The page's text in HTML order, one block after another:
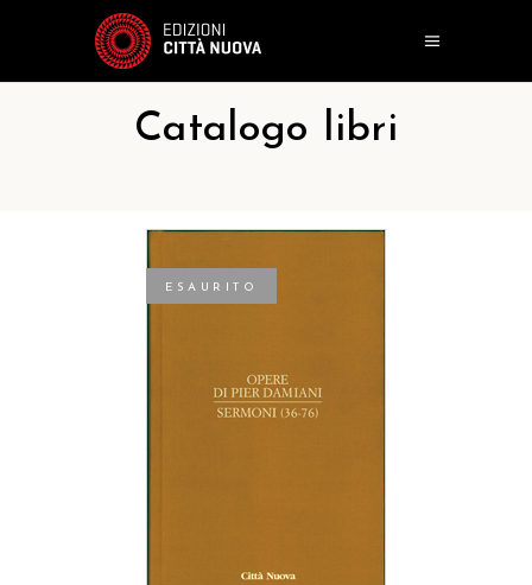
Catalogo libri
ESAURITO